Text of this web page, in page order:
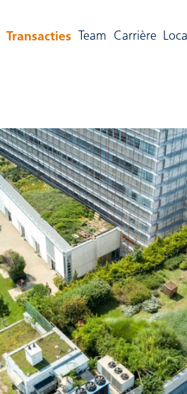
Transacties(aktiv)
Team Carrière